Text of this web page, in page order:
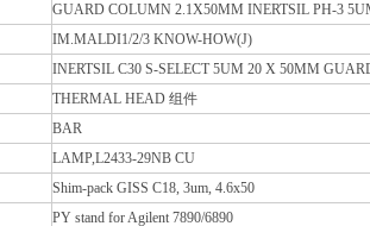
GUARD COLUMN 2.1X50MM INERTSIL PH-3
IM.MALDI1/2/3 KNOW-HOW(J)
INERTSIL C30 S-SELECT 5UM 20 X 50MM
THERMAL HEAD 组件
BAR
LAMP,L2433-29NB CU
Shim-pack GISS C18, 3um, 4.6x50
PY stand for Agilent 7890/6890